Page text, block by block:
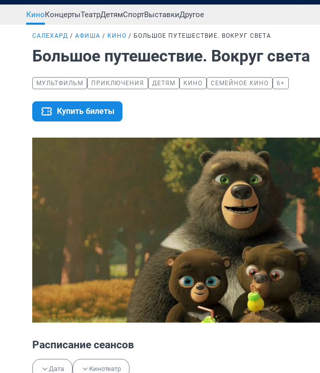
КиноКонцертыТеатрДетямСпортВыставкиДругое
САЛЕХАРД АФИША КИНО БОЛЬШОЕ ПУТЕШЕСТВИЕ. ВОКРУГ СВЕТА
Большое путешествие. Вокруг света
МУЛЬТФИЛЬМ ПРИКЛЮЧЕНИЯ ДЕТЯМ КИНО СЕМЕЙНОЕ КИНО 6+
Купить билеты
Расписание сеансов
Дата Кинотеатр